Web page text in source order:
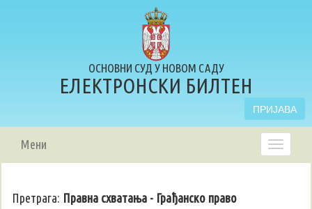
ОСНОВНИ СУД У НОВОМ САДУ
ЕЛЕКТРОНСКИ БИЛТЕН
ПРИЈАВА
Мени
Претрага: Правна схватања - Грађанско право